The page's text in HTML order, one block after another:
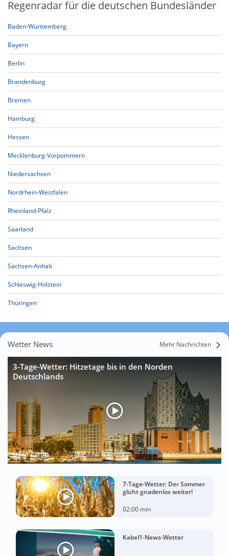
Regenradar für die deutschen Bundesländer
Baden-Württemberg
Bayern
Berlin
Brandenburg
Bremen
Hamburg
Hessen
Mecklenburg-Vorpommern
Niedersachsen
Nordrhein-Westfalen
Rheinland-Pfalz
Saarland
Sachsen
Sachsen-Anhalt
Schleswig-Holstein
Thüringen
Wetter News Mehr Nachrichten
3-Tage-Wetter: Hitzetage bis in den Norden
Deutschlands
01:37 min
7-Tage-Wetter: Der Sommer
glüht gnadenlos weiter!
02:00 min
Kabel1-News-Wetter